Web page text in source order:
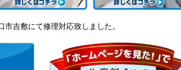
吉敷にて修理対応致しました。